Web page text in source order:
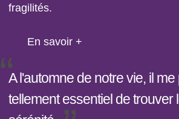
fragilités.
En savoir +
A l'automne de notre vie, il me
tellement essentiel de trouver